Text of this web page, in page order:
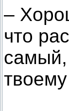
–
что
самый,